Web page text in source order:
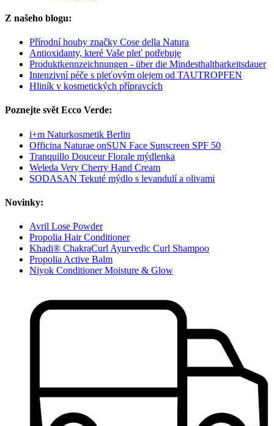
Z našeho blogu:
Přírodní houby značky Cose della Natura
Antioxidanty, které Vaše pleť potřebuje
Produktkennzeichnungen - über die Mindesthaltbarkeitsdauer
Intenzivní péče s pleťovým olejem od TAUTROPFEN
Hliník v kosmetických přípravcích
Poznejte svět Ecco Verde:
i+m Naturkosmetik Berlin
Officina Naturae onSUN Face Sunscreen SPF 50
Tranquillo Douceur Florale mýdlenka
Weleda Very Cherry Hand Cream
SODASAN Tekuté mýdlo s levandulí a olivami
Novinky:
Avril Lose Powder
Propolia Hair Conditioner
Khadi® ChakraCurl Ayurvedic Curl Shampoo
Propolia Active Balm
Niyok Conditioner Moisture & Glow